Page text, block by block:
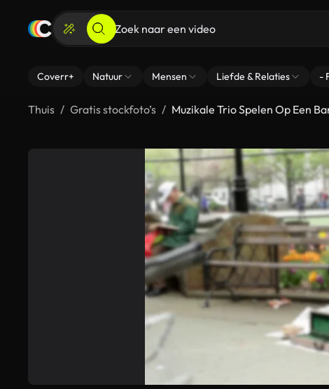
Coverr+ Natuur Mensen Liefde & Relaties -
Thuis Gratis stockfoto’s Muzikale Trio Spelen Op Een